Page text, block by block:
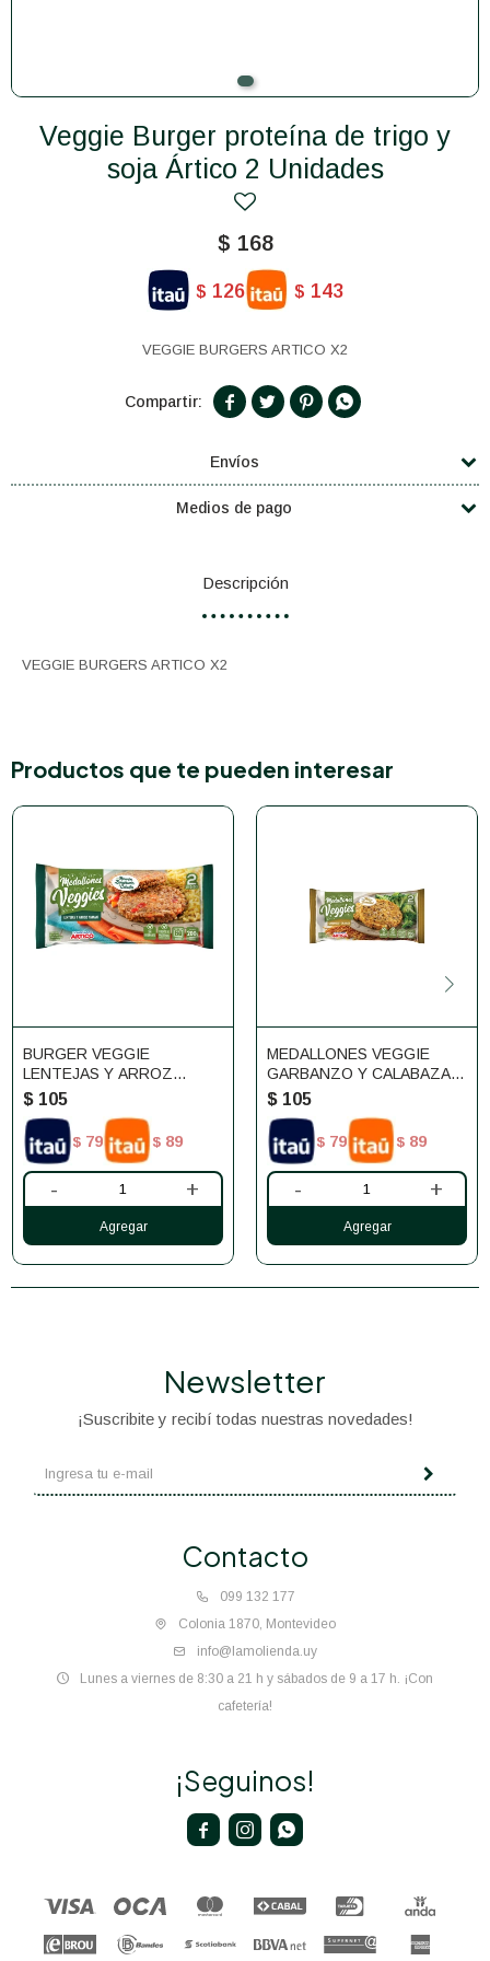
Veggie Burger proteína de trigo y
soja Ártico 2 Unidades
$ 168
$ 126 $ 143
VEGGIE BURGERS ARTICO X2
   
Envíos
Medios de pago
Descripción
VEGGIE BURGERS ARTICO X2
Productos que te pueden interesar
BURGER VEGGIE
LENTEJAS Y ARROZ
YAMANI X2 ARTICO
$ 105
$ 79 $ 89
- +
MEDALLONES VEGGIE
GARBANZO Y CALABAZA
X2 ARTICO
$ 105
$ 79 $ 89
- +
Contacto
099 132 177
Colonia 1870, Montevideo
info@lamolienda.uy
Lunes a viernes de 8:30 a 21 h y sábados de 9 a 17 h. ¡Con
cafetería!
Newsletter
¡Suscribite y recibí todas nuestras novedades!
¡Seguinos!
  